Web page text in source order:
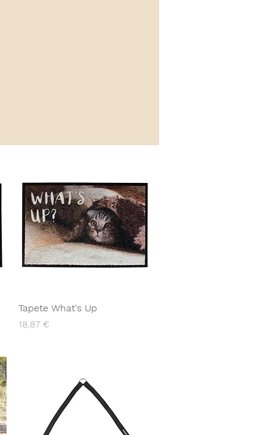
Tapete What's Up
Preço
18,87 €